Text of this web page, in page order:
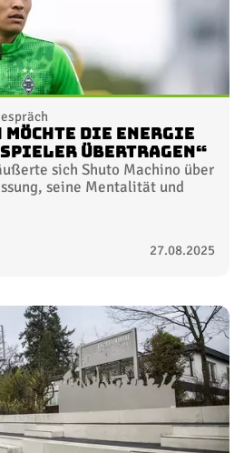
möchte die Energie
übertragen“
sich Shuto Machino über
seine Mentalität und
27.08.2025